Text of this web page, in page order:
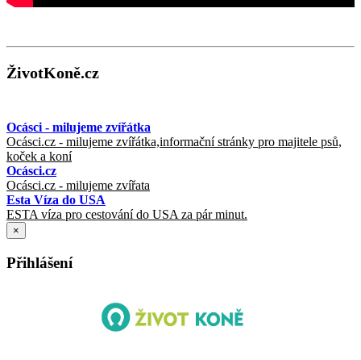
ŽivotKoně.cz
Ocásci - milujeme zvířátka
Ocásci.cz - milujeme zvířátka,informační stránky pro majitele psů,
koček a koní
Ocásci.cz
Ocásci.cz - milujeme zvířata
Esta Víza do USA
ESTA víza pro cestování do USA za pár minut.
×
Přihlášení